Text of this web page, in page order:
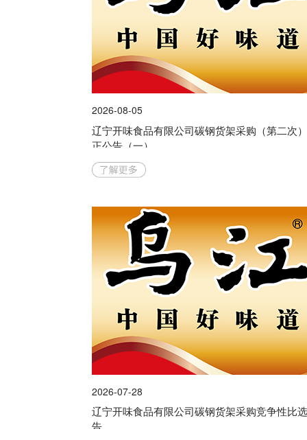
2026-08-05
辽宁开味食品有限公司碳钢货架采购（第二次
正公告（一）
2026-07-28
辽宁开味食品有限公司碳钢货架采购竞争性比
告